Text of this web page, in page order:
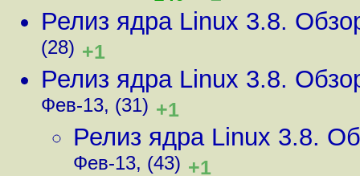
Релиз ядра Linux 3.8.
(28) +1
Релиз ядра Linux 3.8.
Фев-13, (31) +1
Релиз ядра Linux 3.8.
Фев-13, (43) +1